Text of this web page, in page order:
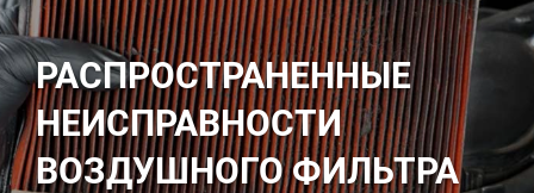
РАСПРОСТРАНЕННЫЕ
НЕИСПРАВНОСТИ
ВОЗДУШНОГО ФИЛЬТРА